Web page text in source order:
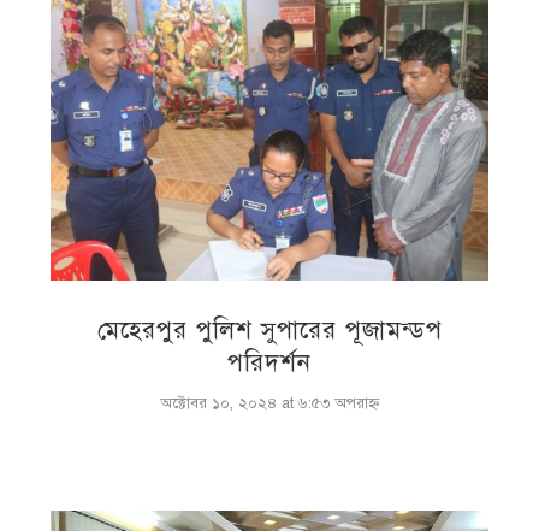
মেহেরপুর পুলিশ সুপারের পূজামন্ডপ
পরিদর্শন
অক্টোবর ১০, ২০২৪ at ৬:৫৩ অপরাহ্ণ